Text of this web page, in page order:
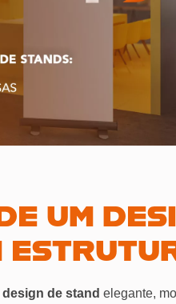
UM
design de stand elegante,